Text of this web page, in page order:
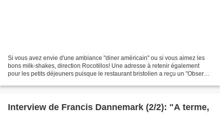
Si vous avez envie d'une ambiance "diner américain" ou si vous aimez les
bons milk-shakes, direction Rocotillos! Une adresse à retenir également
pour les petits déjeuners puisque le restaurant bristolien a reçu un "Observer
Interview de Francis Dannemark (2/2): "A terme,